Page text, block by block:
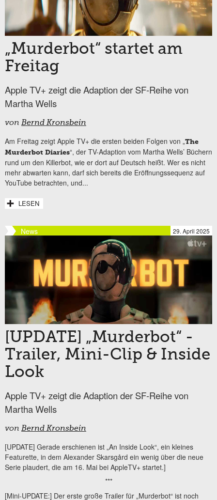
„Murderbot“ startet am
Freitag
Apple TV+ zeigt die Adaption der SF-Reihe von
Martha Wells
von Bernd Kronsbein
Am Freitag zeigt Apple TV+ die ersten beiden Folgen von „The
Murderbot Diaries“, der TV-Adaption vom Martha Wells’ Büchern
rund um den Killerbot, wie er dort auf Deutsch heißt. Wer es nicht
mehr abwarten kann, darf sich bereits die Eröffnungssequenz auf
YouTube betrachten, und...
LESEN
News 29. April 2025
[UPDATE] „Murderbot“ -
Trailer, Mini-Clip & Inside
Look
Apple TV+ zeigt die Adaption der SF-Reihe von
Martha Wells
von Bernd Kronsbein
[UPDATE] Gerade erschienen ist „An Inside Look“, ein kleines
Featurette, in dem Alexander Skarsgård ein wenig über die neue
Serie plaudert, die am 16. Mai bei AppleTV+ startet.]
***
[Mini-UPDATE:] Der erste große Trailer für „Murderbot“ ist noch